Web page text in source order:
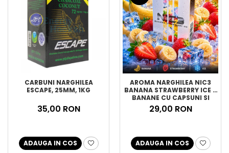
CARBUNI NARGHILEA
ESCAPE, 25MM, 1KG
35,00 RON
ADAUGA IN COS
AROMA NARGHILEA NIC3
BANANA STRAWBERRY ICE –
BANANE CU CAPSUNI SI
GHEATA, 50GR
29,00 RON
ADAUGA IN COS